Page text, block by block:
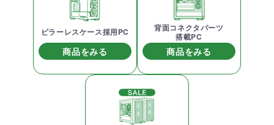
ピラーレスケース採用PC
商品をみる
背面コネクタパーツ
搭載PC
商品をみる